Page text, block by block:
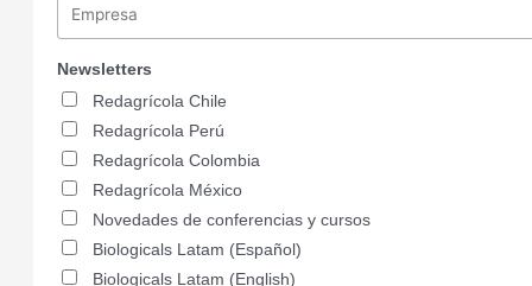
Newsletters
Redagrícola Chile
Redagrícola Perú
Redagrícola Colombia
Redagrícola México
Novedades de conferencias y cursos
Biologicals Latam (Español)
Biologicals Latam (English)